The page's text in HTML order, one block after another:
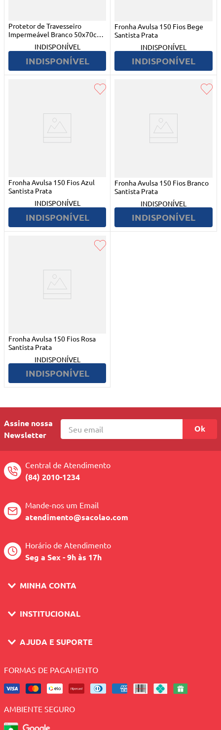
Protetor de Travesseiro
Impermeável Branco 50x70cm
AltenburgINDISPONÍVEL
INDISPONÍVEL
Fronha Avulsa 150 Fios Bege
Santista Prata
INDISPONÍVEL
INDISPONÍVEL
Fronha Avulsa 150 Fios Azul
Santista Prata
INDISPONÍVEL
INDISPONÍVEL
Fronha Avulsa 150 Fios Branco
Santista Prata
INDISPONÍVEL
INDISPONÍVEL
Fronha Avulsa 150 Fios Rosa
Santista Prata
INDISPONÍVEL
INDISPONÍVEL
Assine nossa
Newsletter
Ok
Central de Atendimento
(84) 2010-1234
Mande-nos um Email
atendimento@sacolao.com
Horário de Atendimento
Seg a Sex - 9h às 17h
MINHA CONTA
INSTITUCIONAL
AJUDA E SUPORTE
FORMAS DE PAGAMENTO
AMBIENTE SEGURO